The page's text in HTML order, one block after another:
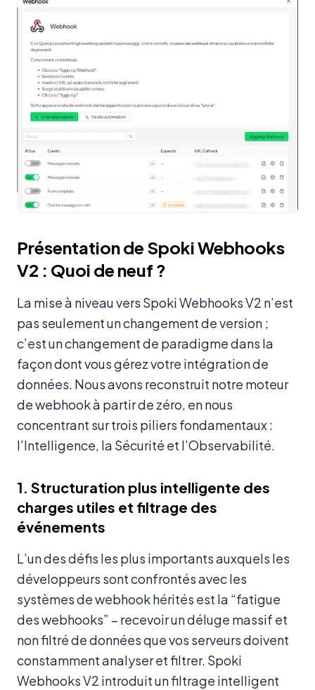
Présentation de Spoki Webhooks
V2 : Quoi de neuf ?
La mise à niveau vers Spoki Webhooks V2 n’est
pas seulement un changement de version ;
c’est un changement de paradigme dans la
façon dont vous gérez votre intégration de
données. Nous avons reconstruit notre moteur
de webhook à partir de zéro, en nous
concentrant sur trois piliers fondamentaux :
l’Intelligence, la Sécurité et l’Observabilité.
1. Structuration plus intelligente des
charges utiles et filtrage des
événements
L’un des défis les plus importants auxquels les
développeurs sont confrontés avec les
systèmes de webhook hérités est la “fatigue
des webhooks” – recevoir un déluge massif et
non filtré de données que vos serveurs doivent
constamment analyser et filtrer. Spoki
Webhooks V2 introduit un filtrage intelligent